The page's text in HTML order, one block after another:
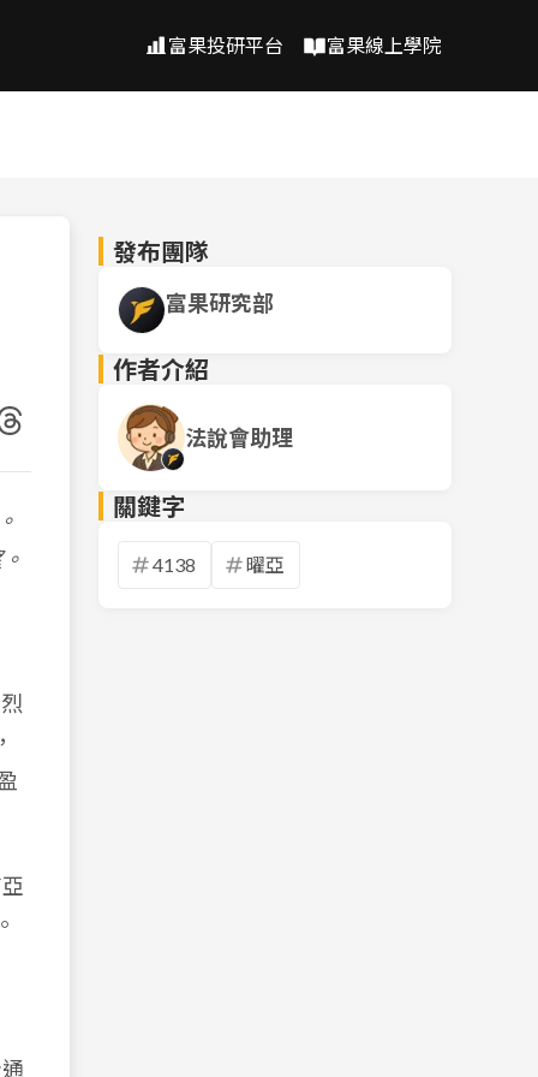
富果投研平台 富果線上學院
發布團隊
富果研究部
作者介紹
法說會助理
關鍵字
4138 曜亞